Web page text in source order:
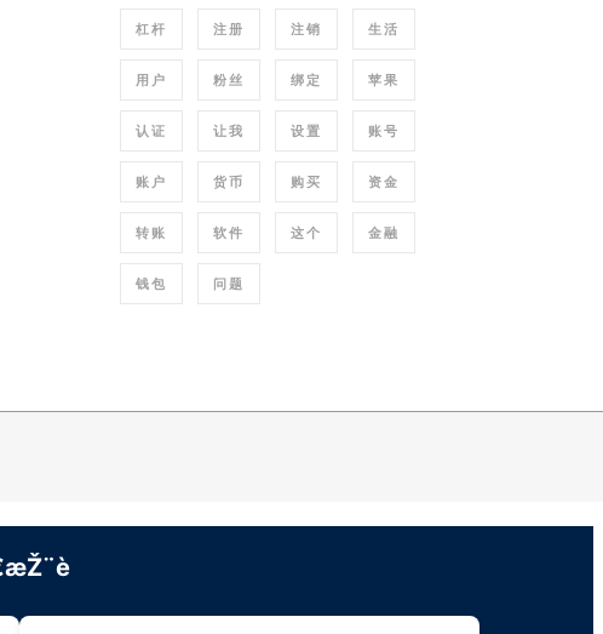
杠杆 注册 注销 生活
用户 粉丝 绑定 苹果
认证 让我 设置 账号
账户 货币 购买 资金
转账 软件 这个 金融
钱包 问题